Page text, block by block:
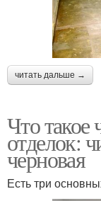
читать дальше →
Что такое
отделок:
черновая
Есть три